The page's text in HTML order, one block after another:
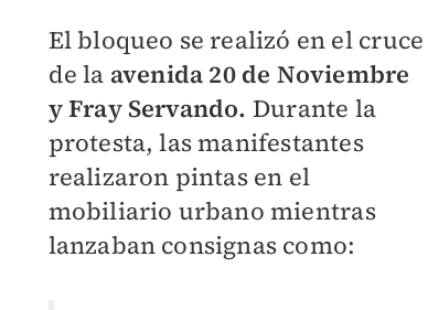
El bloqueo se realizó en el cruce
de la avenida 20 de Noviembre
y Fray Servando. Durante la
protesta, las manifestantes
realizaron pintas en el
mobiliario urbano mientras
lanzaban consignas como: